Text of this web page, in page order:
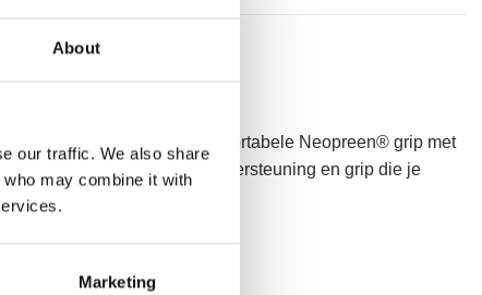
About
our traffic. We also share
may combine it with
Marketing
zijn voorzien van een comfortabele Neopreen® grip met
handgrepen bieden de ondersteuning en grip die je